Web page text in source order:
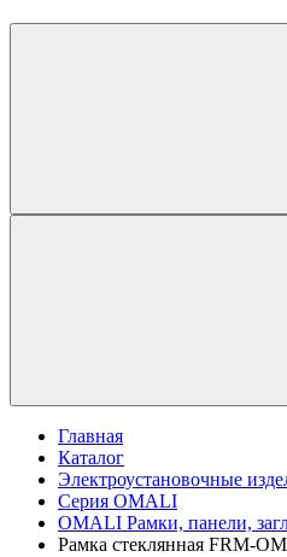
Главная
Каталог
Электроустановочные
Серия OMALI
OMALI Рамки, панели,
Рамка стеклянная FRM-